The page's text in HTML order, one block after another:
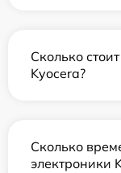
Сколько
Kyocera?
Сколько
электроники